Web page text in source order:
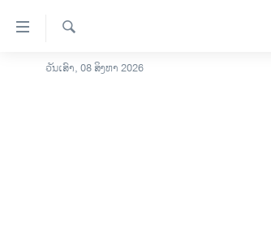
ລິ້ງ
ສຳຫລັບ
ໂຮມເພຈ
ຄົ້ນຫາ
ວັນເສົາ, 08 ສິງຫາ 2026